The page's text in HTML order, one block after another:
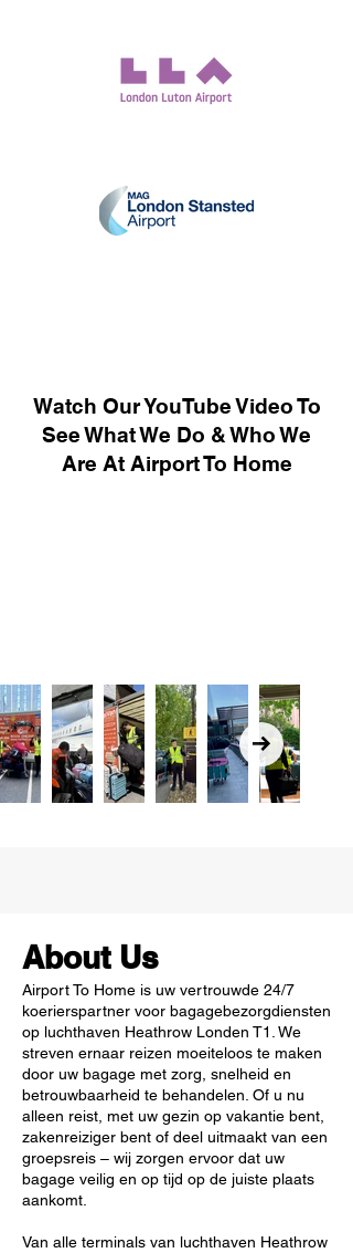
Watch Our YouTube Video To
See What We Do & Who We
Are At Airport To Home
About Us
Airport To Home is uw vertrouwde 24/7
koerierspartner voor bagagebezorgdiensten
op luchthaven Heathrow Londen T1. We
streven ernaar reizen moeiteloos te maken
door uw bagage met zorg, snelheid en
betrouwbaarheid te behandelen. Of u nu
alleen reist, met uw gezin op vakantie bent,
zakenreiziger bent of deel uitmaakt van een
groepsreis – wij zorgen ervoor dat uw
bagage veilig en op tijd op de juiste plaats
aankomt.
Van alle terminals van luchthaven Heathrow